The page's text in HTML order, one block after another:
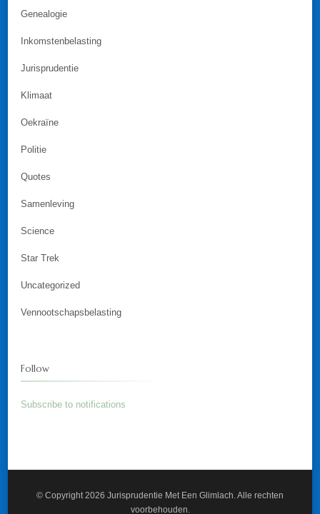
Genealogie
Inkomstenbelasting
Jurisprudentie
Klimaat
Oekraïne
Politie
Quotes
Samenleving
Science
Star Trek
Uncategorized
Vennootschapsbelasting
Follow
Subscribe to notifications
© Copyright 2026 Jurisprudentie Met Een Glimlach . Alle rechten
voorbehouden.